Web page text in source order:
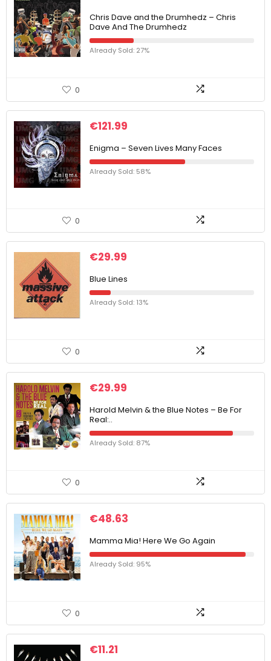
Chris Dave and the Drumhedz – Chris
Dave And The Drumhedz
Already Sold: 27%
0
€121.99
Enigma – Seven Lives Many Faces
Already Sold: 58%
0
€29.99
Blue Lines
Already Sold: 13%
0
€29.99
Harold Melvin & the Blue Notes – Be For
Real:..
Already Sold: 87%
0
€48.63
Mamma Mia! Here We Go Again
Already Sold: 95%
0
€11.21